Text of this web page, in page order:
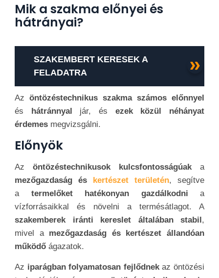
Mik a szakma előnyei és
hátrányai?
SZAKEMBERT KERESEK A
FELADATRA
Az öntözéstechnikus szakma számos előnnyel
és hátránnyal jár, és ezek közül néhányat
érdemes megvizsgálni.
Előnyök
Az öntözéstechnikusok kulcsfontosságúaka
mezőgazdaság és kertészet területén, segítve
atermelőket hatékonyan gazdálkodni a
vízforrásaikkal és növelni a termésátlagot. A
szakemberek iránti kereslet általában stabil,
mivel amezőgazdaság és kertészet állandóan
működő ágazatok.
Az iparágban folyamatosan fejlődnekaz öntözési